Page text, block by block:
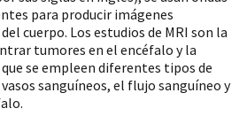
para producir imágenes
cuerpo. Los estudios de MRI son la
tumores en el encéfalo y la
se empleen diferentes tipos de
sanguíneos, el flujo sanguíneo y